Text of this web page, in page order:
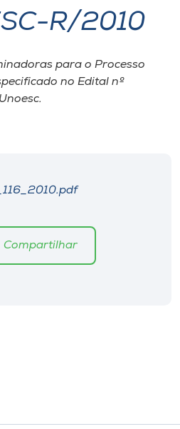
R/2010
para o Processo
no Edital nº
Compartilhar